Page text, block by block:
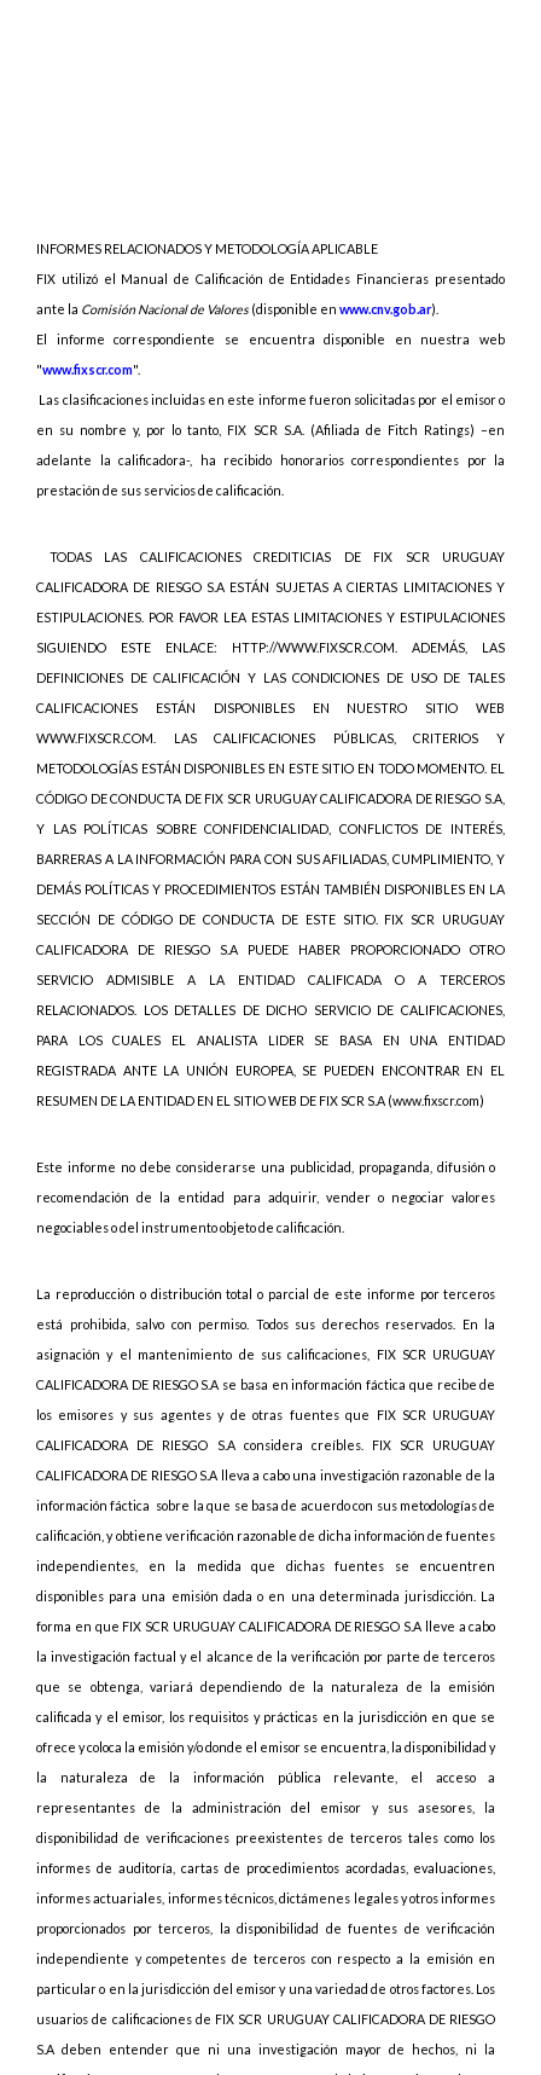
INFORMES RELACIONADOS Y METODOLOGÍA APLICABLE
FIX utilizó el Manual de Calificación de Entidades Financieras presentado
ante la Comisión Nacional de Valores (disponible en www.cnv.gob.ar).
El informe correspondiente se encuentra disponible en nuestra web
"www.fixscr.com".
Las clasificaciones incluidas en este informe fueron solicitadas por el emisor o
en su nombre y, por lo tanto, FIX SCR S.A. (Afiliada de Fitch Ratings) –en
adelante la calificadora-, ha recibido honorarios correspondientes por la
prestación de sus servicios de calificación.
TODAS LAS CALIFICACIONES CREDITICIAS DE FIX SCR URUGUAY
CALIFICADORA DE RIESGO S.A ESTÁN SUJETAS A CIERTAS LIMITACIONES Y
ESTIPULACIONES. POR FAVOR LEA ESTAS LIMITACIONES Y ESTIPULACIONES
SIGUIENDO ESTE ENLACE: HTTP://WWW.FIXSCR.COM. ADEMÁS, LAS
DEFINICIONES DE CALIFICACIÓN Y LAS CONDICIONES DE USO DE TALES
CALIFICACIONES ESTÁN DISPONIBLES EN NUESTRO SITIO WEB
WWW.FIXSCR.COM. LAS CALIFICACIONES PÚBLICAS, CRITERIOS Y
METODOLOGÍAS ESTÁN DISPONIBLES EN ESTE SITIO EN TODO MOMENTO. EL
CÓDIGO DE CONDUCTA DE FIX SCR URUGUAY CALIFICADORA DE RIESGO S.A,
Y LAS POLÍTICAS SOBRE CONFIDENCIALIDAD, CONFLICTOS DE INTERÉS,
BARRERAS A LA INFORMACIÓN PARA CON SUS AFILIADAS, CUMPLIMIENTO, Y
DEMÁS POLÍTICAS Y PROCEDIMIENTOS ESTÁN TAMBIÉN DISPONIBLES EN LA
SECCIÓN DE CÓDIGO DE CONDUCTA DE ESTE SITIO. FIX SCR URUGUAY
CALIFICADORA DE RIESGO S.A PUEDE HABER PROPORCIONADO OTRO
SERVICIO ADMISIBLE A LA ENTIDAD CALIFICADA O A TERCEROS
RELACIONADOS. LOS DETALLES DE DICHO SERVICIO DE CALIFICACIONES,
PARA LOS CUALES EL ANALISTA LIDER SE BASA EN UNA ENTIDAD
REGISTRADA ANTE LA UNIÓN EUROPEA, SE PUEDEN ENCONTRAR EN EL
RESUMEN DE LA ENTIDAD EN EL SITIO WEB DE FIX SCR S.A (www.fixscr.com)
Este informe no debe considerarse una publicidad, propaganda, difusión o
recomendación de la entidad para adquirir, vender o negociar valores
negociables o del instrumento objeto de calificación.
La reproducción o distribución total o parcial de este informe por terceros
está prohibida, salvo con permiso. Todos sus derechos reservados. En la
asignación y el mantenimiento de sus calificaciones, FIX SCR URUGUAY
CALIFICADORA DE RIESGO S.A se basa en información fáctica que recibe de
los emisores y sus agentes y de otras fuentes que FIX SCR URUGUAY
CALIFICADORA DE RIESGO S.A considera creíbles. FIX SCR URUGUAY
CALIFICADORA DE RIESGO S.A lleva a cabo una investigación razonable de la
información fáctica sobre la que se basa de acuerdo con sus metodologías de
calificación, y obtiene verificación razonable de dicha información de fuentes
independientes, en la medida que dichas fuentes se encuentren
disponibles para una emisión dada o en una determinada jurisdicción. La
forma en que FIX SCR URUGUAY CALIFICADORA DE RIESGO S.A lleve a cabo
la investigación factual y el alcance de la verificación por parte de terceros
que se obtenga, variará dependiendo de la naturaleza de la emisión
calificada y el emisor, los requisitos y prácticas en la jurisdicción en que se
ofrece y coloca la emisión y/o donde el emisor se encuentra, la disponibilidad y
la naturaleza de la información pública relevante, el acceso a
representantes de la administración del emisor y sus asesores, la
disponibilidad de verificaciones preexistentes de terceros tales como los
informes de auditoría, cartas de procedimientos acordadas, evaluaciones,
informes actuariales, informes técnicos, dictámenes legales y otros informes
proporcionados por terceros, la disponibilidad de fuentes de verificación
independiente y competentes de terceros con respecto a la emisión en
particular o en la jurisdicción del emisor y una variedad de otros factores. Los
usuarios de calificaciones de FIX SCR URUGUAY CALIFICADORA DE RIESGO
S.A deben entender que ni una investigación mayor de hechos, ni la